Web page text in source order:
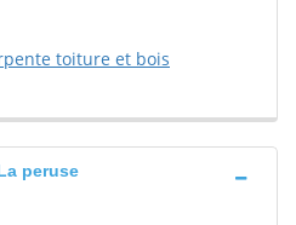
toiture et bois
peruse